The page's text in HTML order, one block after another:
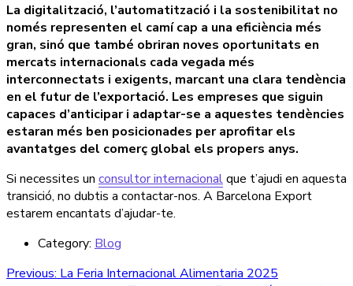
La digitalització, l’automatització i la sostenibilitat no
només representen el camí cap a una eficiència més
gran, sinó que també obriran noves oportunitats en
mercats internacionals cada vegada més
interconnectats i exigents, marcant una clara tendència
en el futur de l’exportació. Les empreses que siguin
capaces d’anticipar i adaptar-se a aquestes tendències
estaran més ben posicionades per aprofitar els
avantatges del comerç global els propers anys.
Si necessites un consultor internacionalque t’ajudi en aquesta
transició, no dubtis a contactar-nos. A Barcelona Export
estarem encantats d’ajudar-te.
Category: Blog
Navegació
Previous: Previous
La Feria Internacional Alimentaria 2025